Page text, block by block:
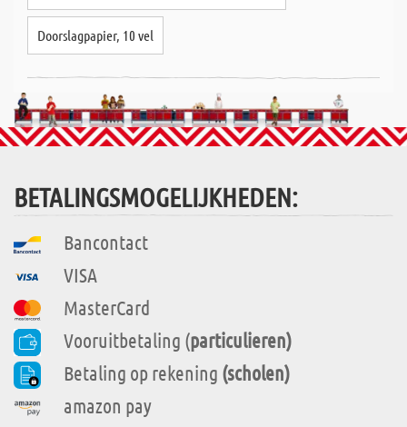
Doorslagpapier, 10 vel
BETALINGSMOGELIJKHEDEN:
Bancontact
VISA
MasterCard
Vooruitbetaling (particulieren)
Betaling op rekening (scholen)
amazon pay